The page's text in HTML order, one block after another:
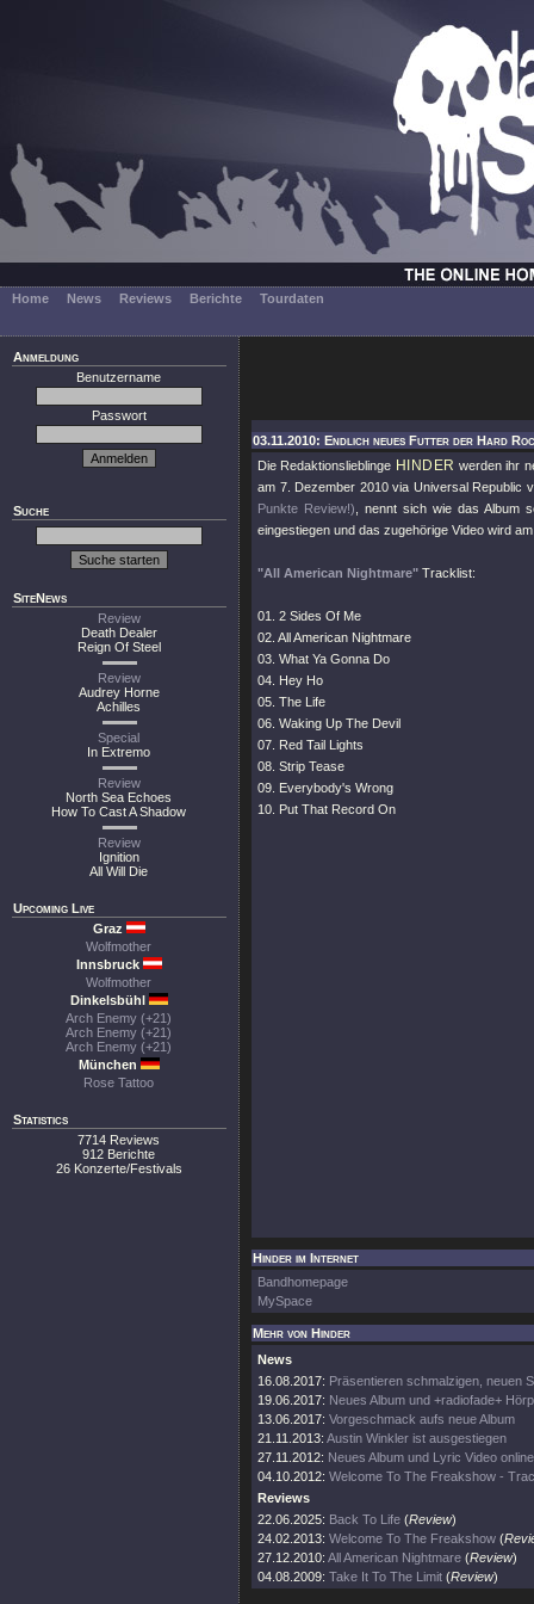
Home News Reviews Berichte Tourdaten
Anmeldung
Benutzername
Passwort
Suche
SiteNews
Review
Death Dealer
Reign Of Steel
Review
Audrey Horne
Achilles
Special
In Extremo
Review
North Sea Echoes
How To Cast A Shadow
Review
Ignition
All Will Die
Upcoming Live
Graz
Wolfmother
Innsbruck
Wolfmother
Dinkelsbühl
Arch Enemy (+21)
Arch Enemy (+21)
Arch Enemy (+21)
München
Rose Tattoo
Statistics
7714 Reviews
912 Berichte
26 Konzerte/Festivals
03.11.2010: Endlich neues Futter der Hard
Die Redaktionslieblinge HINDER werden ihr
am 7. Dezember 2010 via Universal Republic
Punkte Review!) , nennt sich wie das Album
eingestiegen und das zugehörige Video wird
"All American Nightmare" Tracklist:
01. 2 Sides Of Me
02. All American Nightmare
03. What Ya Gonna Do
04. Hey Ho
05. The Life
06. Waking Up The Devil
07. Red Tail Lights
08. Strip Tease
09. Everybody's Wrong
10. Put That Record On
Hinder im Internet
Bandhomepage
MySpace
Mehr von Hinder
News
16.08.2017: Präsentieren schmalzigen, neuen
19.06.2017: Neues Album und +radiofade+
13.06.2017: Vorgeschmack aufs neue Album
21.11.2013: Austin Winkler ist ausgestiegen
27.11.2012: Neues Album und Lyric Video
04.10.2012: Welcome To The Freakshow -
Reviews
22.06.2025: Back To Life (Review)
24.02.2013: Welcome To The Freakshow (
27.12.2010: All American Nightmare (Review)
04.08.2009: Take It To The Limit (Review)